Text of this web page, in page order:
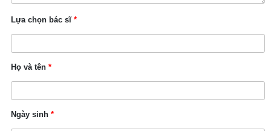
Lựa chọn bác sĩ *
Họ và tên *
Ngày sinh *